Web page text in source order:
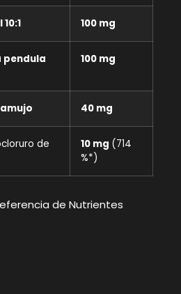
100 mg
pendula
100 mg
40 mg
de
10 mg (714
%*)
de Nutrientes